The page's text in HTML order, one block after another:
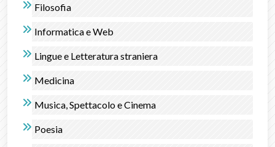
Filosofia
Informatica e Web
Lingue e Letteratura straniera
Medicina
Musica, Spettacolo e Cinema
Poesia